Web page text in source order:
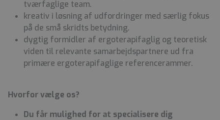
tværfaglige team.
kreativ i løsning af udfordringer med særlig fokus
på de små skridts betydning.
dygtig formidler af ergoterapifaglig og teoretisk
viden til relevante samarbejdspartnere ud fra
primære ergoterapifaglige referencerammer.
Hvorfor vælge os?
Du får mulighed for at specialisere dig